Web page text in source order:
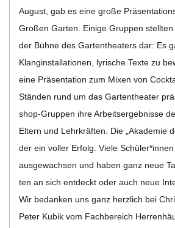
H
U
L
E
August, gab es eine große
Gro­ßen Gar­ten. Einige Grup­pen
der Bühne des Gar­ten­thea­ters dar: Es
Klang­in­stal­la­tio­nen, lyri­sche Texte zu
eine Prä­sen­ta­tion zum Mixen von
Stän­den rund um das Gar­ten­thea­ter
shop-Grup­­pen ihre Arbeits­er­geb­nisse
Eltern und Lehr­kräf­ten. Die „Aka­de­mie
der ein vol­ler Erfolg. Viele
aus­ge­wach­sen und haben ganz neue
ten an sich ent­deckt oder auch neue
Wir bedan­ken uns ganz herz­lich bei
Peter Kubik vom Fach­be­reich